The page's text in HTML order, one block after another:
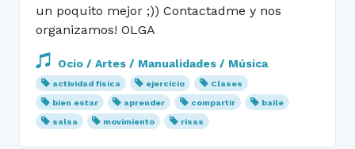
un poquito mejor ;)) Contactadme y nos
organizamos! OLGA
Ocio / Artes / Manualidades / Música
actividad física ejercicio
Clases
bien estar
aprender compartir
baile
salsa
movimiento risas